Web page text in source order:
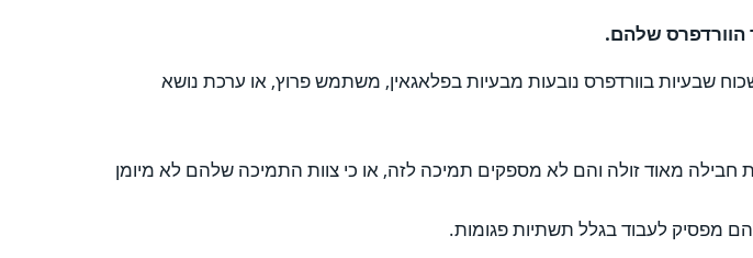
הוורדפרס שלהם.
שבעיות בוורדפרס נובעות מבעיות בפלאגאין, משתמש פרוץ, או ערכת נושא
מאוד זולה והם לא מספקים תמיכה לזה, או כי צוות התמיכה שלהם לא מיומן
מפסיק לעבוד בגלל תשתיות פגומות.